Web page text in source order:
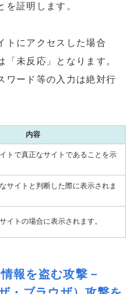
を証明します。
トにアクセスした場合
未反応」となります。
ワード等の入力は絶対行
内容
トで真正なサイトであることを示
サイトと判断した際に表示されま
イトの場合に表示されます。
報を盗む攻撃－